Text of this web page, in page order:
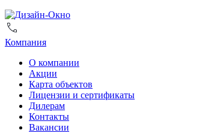
Компания
О компании
Акции
Карта объектов
Лицензии и сертификаты
Дилерам
Контакты
Вакансии